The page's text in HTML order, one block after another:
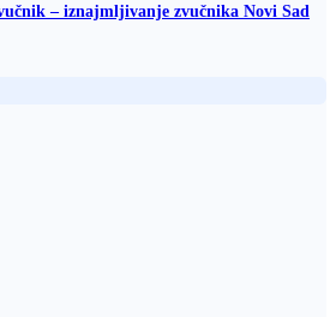
– iznajmljivanje zvučnika Novi Sad